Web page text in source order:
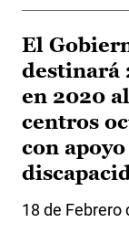
El
destinará
en 2020
centros
con
18 de Febrero